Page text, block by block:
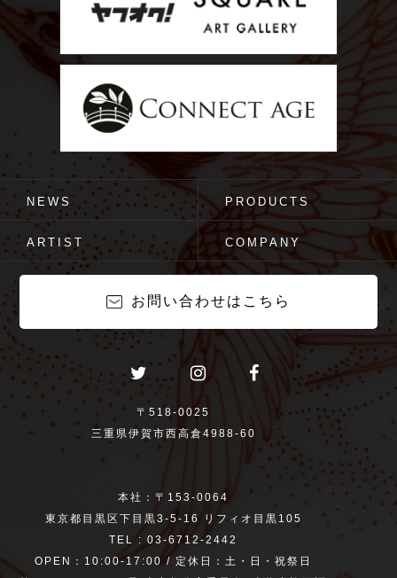
NEWS PRODUCTS
ARTIST COMPANY
お問い合わせはこちら
〒518-0025
三重県伊賀市西高倉4988-60
本社：〒153-0064
東京都目黒区下目黒3-5-16 リフィオ目黒105
TEL : 03-6712-2442
OPEN：10:00-17:00 / 定休日：土・日・祝祭日